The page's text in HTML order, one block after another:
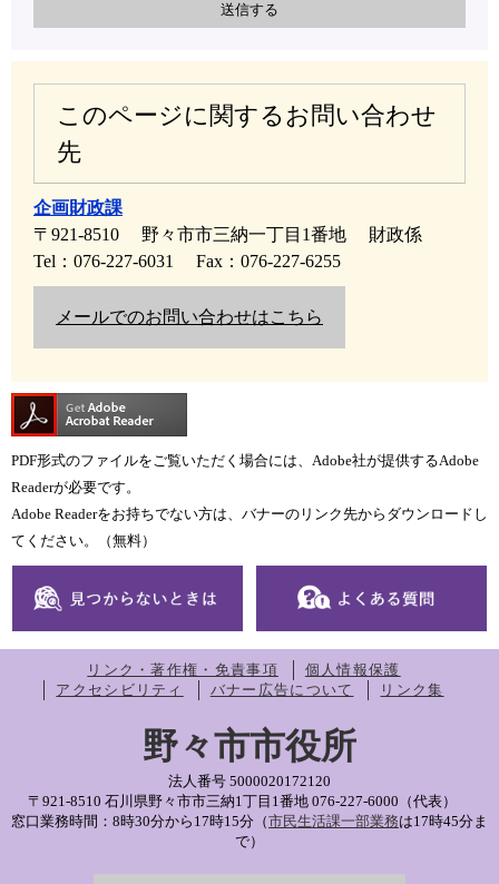
このページに関するお問い合わせ
先
企画財政課
〒921-8510
野々市市三納一丁目1番地
財政係
Tel：076-227-6031
Fax：076-227-6255
メールでのお問い合わせはこちら
PDF形式のファイルをご覧いただく場合には、Adobe社が提供するAdobe
Readerが必要です。
Adobe Readerをお持ちでない方は、バナーのリンク先からダウンロードし
てください。（無料）
リンク・著作権・免責事項
個人情報保護
アクセシビリティ
バナー広告について リンク集
野々市市役所
法人番号 5000020172120
〒921-8510 石川県野々市市三納1丁目1番地 076-227-6000（代表）
窓口業務時間：8時30分から17時15分（市民生活課一部業務は17時45分ま
で）